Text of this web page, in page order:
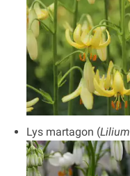
Lys martagon (